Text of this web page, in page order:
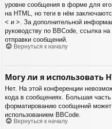
уровне сообщения в форме для
на HTML, но теги в нём
< и >. За дополнительной
руководству по BBCode, ссылка
отправки сообщений.
Вернуться к началу
Могу ли я использовать
Нет. На этой конференции
кода в сообщениях. Большая
форматированию сообщений может
использованием BBCode.
Вернуться к началу